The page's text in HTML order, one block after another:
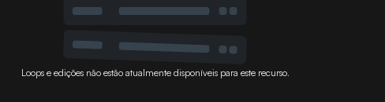
Loops e edições não estão atualmente disponíveis para este recurso.